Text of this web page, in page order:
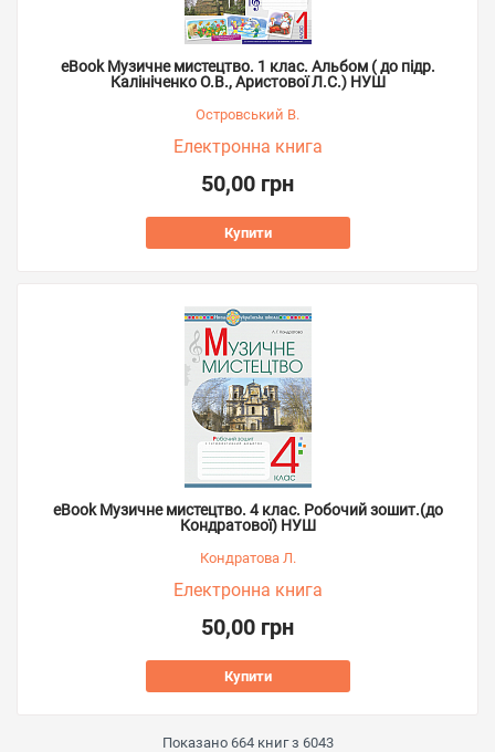
eBook Музичне мистецтво. 1 клас. Альбом ( до підр.
Калініченко О.В., Аристової Л.С.) НУШ
Островський В.
Електронна книга
50,00 грн
Купити
eBook Музичне мистецтво. 4 клас. Робочий зошит.(до
Кондратової) НУШ
Кондратова Л.
Електронна книга
50,00 грн
Купити
Показано 664книг з 6043